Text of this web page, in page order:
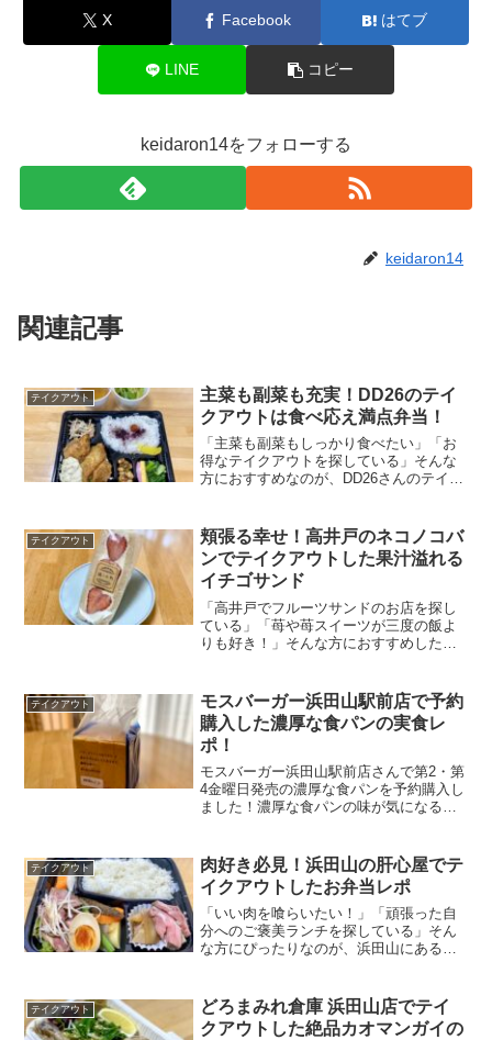
X Facebook はてブ
LINE コピー
keidaron14をフォローする
keidaron14
関連記事
テイクアウト
主菜も副菜も充実！DD26のテイ
クアウトは食べ応え満点弁当！
「主菜も副菜もしっかり食べたい」「お
得なテイクアウトを探している」そんな
方におすすめなのが、DD26さんのテイク
持ち帰れます。今回はDD26さんでテイク
アウトした、...
テイクアウト
頬張る幸せ！高井戸のネコノコバ
ンでテイクアウトした果汁溢れる
イチゴサンド
「高井戸でフルーツサンドのお店を探し
ている」「苺や苺スイーツが三度の飯よ
りも好き！」そんな方におすすめしたい
小さな花屋さんでは、サンドイッチやス
イーツなども味わえます...
テイクアウト
モスバーガー浜田山駅前店で予約
購入した濃厚な食パンの実食レ
ポ！
モスバーガー浜田山駅前店さんで第2・第
4金曜日発売の濃厚な食パンを予約購入し
ました！濃厚な食パンの味が気になる方
食べられる食パンをご堪能あれ！
テイクアウト
肉好き必見！浜田山の肝心屋でテ
イクアウトしたお弁当レポ
「いい肉を喰らいたい！」「頑張った自
分へのご褒美ランチを探している」そん
な方にぴったりなのが、浜田山にある肝
た和食が楽しめる、お肉好き必見のお店
です。今回はお肉にこだ...
テイクアウト
どろまみれ倉庫 浜田山店でテイ
クアウトした絶品カオマンガイの